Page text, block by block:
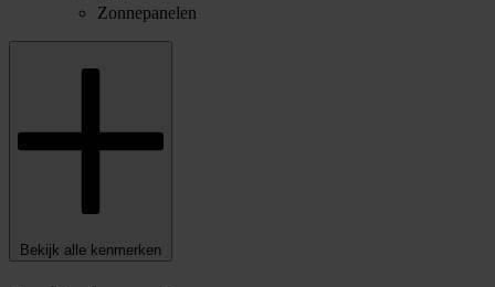
Zonnepanelen
Bekijk alle kenmerken